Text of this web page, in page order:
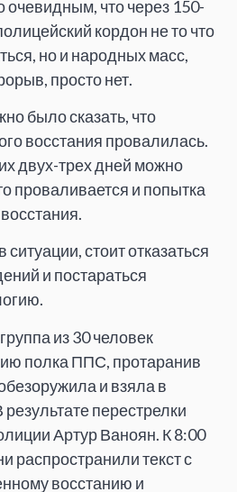
очевидным, что через 150-
кордон не то что
но и народных масс,
просто нет.
было сказать, что
восстания провалилась.
двух-трех дней можно
проваливается и попытка
стоит отказаться
и постараться
из 30 человек
полка ППС, протаранив
и взяла в
перестрелки
Артур Ваноян. К 8:00
распространили текст с
восстанию и